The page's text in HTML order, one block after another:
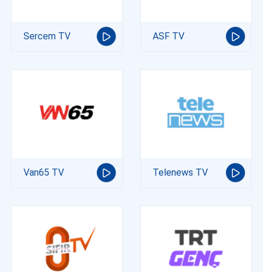
Sercem TV ASF TV
Van65 TV Telenews TV